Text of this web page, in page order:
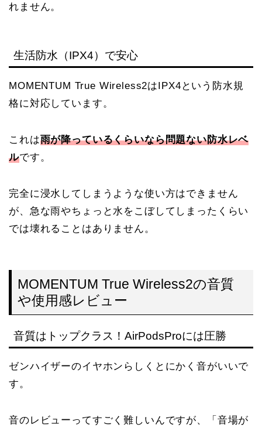
れません。
生活防水（IPX4）で安心
MOMENTUM True Wireless2はIPX4という防水規
格に対応しています。
これは雨が降っているくらいなら問題ない防水レベ
ルです。
完全に浸水してしまうような使い方はできません
が、急な雨やちょっと水をこぼしてしまったくらい
では壊れることはありません。
MOMENTUM True Wireless2の音質
や使用感レビュー
音質はトップクラス！AirPodsProには圧勝
ゼンハイザーのイヤホンらしくとにかく音がいいで
す。
音のレビューってすごく難しいんですが、「音場が